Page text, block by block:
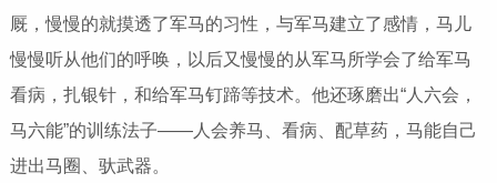
厩，慢慢的就摸透了军马的习性，与军马建立了感情，马儿
慢慢听从他们的呼唤，以后又慢慢的从军马所学会了给军马
看病，扎银针，和给军马钉蹄等技术。他还琢磨出“人六会，
马六能”的训练法子——人会养马、看病、配草药，马能自己
进出马圈、驮武器。